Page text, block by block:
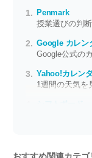
Penmark
授業選びの判
Google カレン
Yahoo!カレン